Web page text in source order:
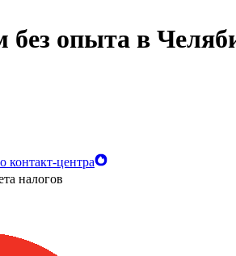
без опыта в
контакт-центра
налогов